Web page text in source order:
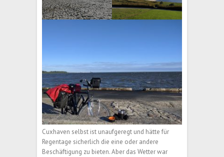
Cuxhaven selbst ist unaufgeregt und hätte für
Regentage sicherlich die eine oder andere
Beschäftigung zu bieten. Aber das Wetter war